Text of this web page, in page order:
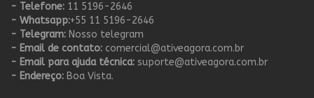
- Telefone: 11 5196-2646
- Whatsapp:+55 11 5196-2646
- Telegram: Nosso telegram
- Email de contato: comercial@ativeagora.com.br
- Email para ajuda técnica: suporte@ativeagora.com.br
- Endereço: Boa Vista.